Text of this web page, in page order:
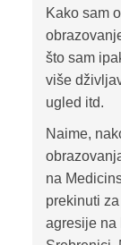
Kako sam
što sam
više
ugled itd.
Naime,
na
prekinuti
agresije na